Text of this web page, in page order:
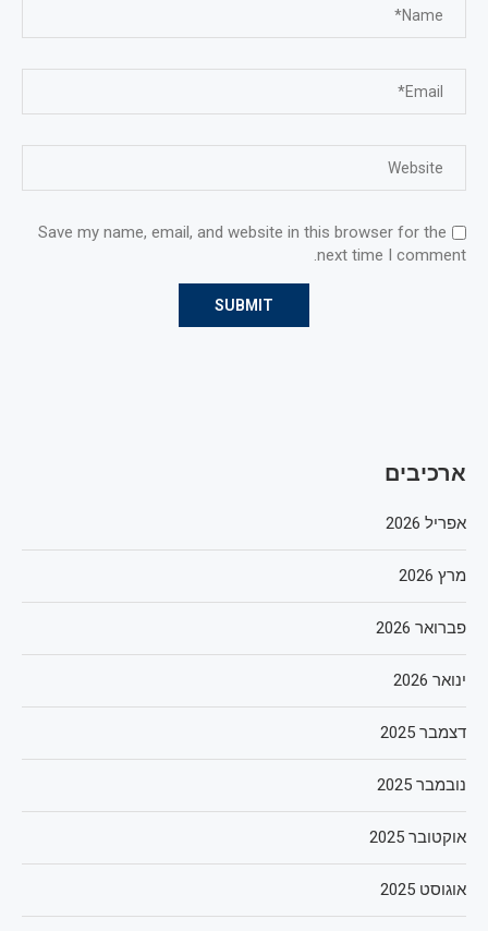
Save my name, email, and website in this browser for the
next time I comment.
ארכיבים
אפריל 2026
מרץ 2026
פברואר 2026
ינואר 2026
דצמבר 2025
נובמבר 2025
אוקטובר 2025
אוגוסט 2025